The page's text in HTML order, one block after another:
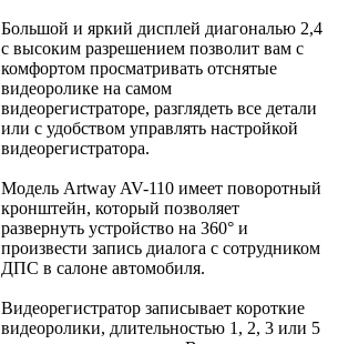
Большой и яркий дисплей диагональю 2,4
с высоким разрешением позволит вам с
комфортом просматривать отснятые
видеоролике на самом
видеорегистраторе, разглядеть все детали
или c удобством управлять настройкой
видеорегистратора.
Модель Artway AV-110 имеет поворотный
кронштейн, который позволяет
развернуть устройство на 360° и
произвести запись диалога с сотрудником
ДПС в салоне автомобиля.
Видеорегистратор записывает короткие
видеоролики, длительностью 1, 2, 3 или 5